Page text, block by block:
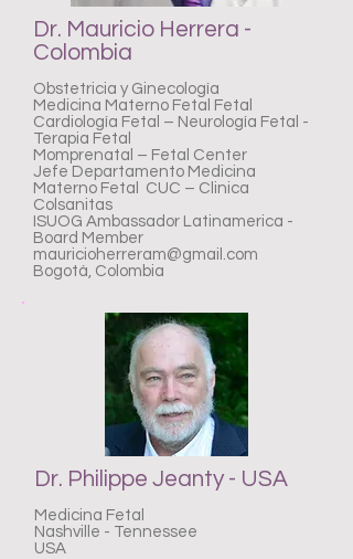
Dr. Mauricio Herrera -
Colombia
Obstetricia y Ginecología
Medicina Materno Fetal Fetal
Cardiología Fetal – Neurología Fetal -
Terapia Fetal
Momprenatal – Fetal Center
Jefe Departamento Medicina
Materno Fetal CUC – Clinica
Colsanitas
ISUOG Ambassador Latinamerica -
Board Member
mauricioherreram@gmail.com
Bogotá, Colombia
Dr. Philippe Jeanty - USA
Medicina Fetal
Nashville - Tennessee
USA